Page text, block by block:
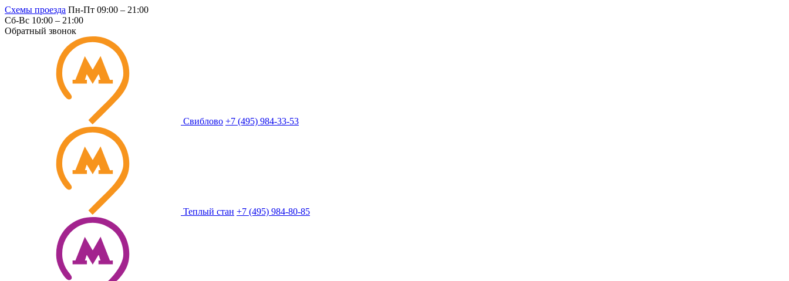
Схемы проезда Пн-Пт 09:00 – 21:00
Сб-Вс 10:00 – 21:00
Обратный звонок
Свиблово +7 (495) 984-33-53
Теплый стан +7 (495) 984-80-85